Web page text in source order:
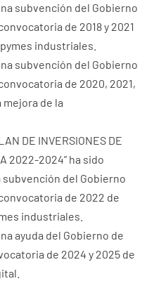
subvención del Gobierno
de 2018 y 2021
industriales.
subvención del Gobierno
de 2020, 2021,
mejora de la
DE INVERSIONES DE
2022-2024” ha sido
del Gobierno
de 2022 de
industriales.
ayuda del Gobierno de
de 2024 y 2025 de